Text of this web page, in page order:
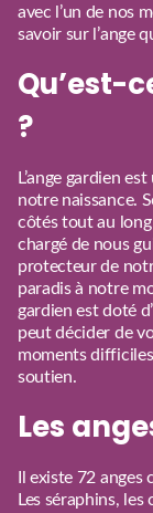
avec l’un de nos
savoir sur l’ange
Qu’est-
?
L’ange gardien
notre naissance.
côtés tout au long
chargé de nous
protecteur de
paradis à notre
gardien est doté
peut décider de
moments
soutien.
Les
Il existe 72 anges
Les séraphins,